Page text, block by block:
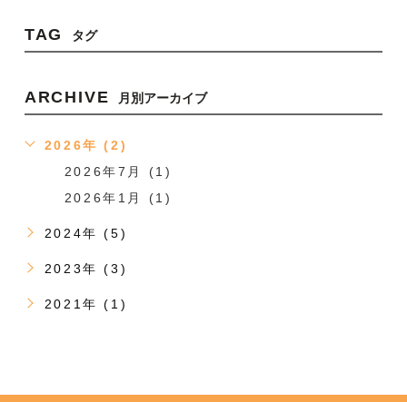
TAG タグ
ARCHIVE 月別アーカイブ
2026年 (2)
2026年7月 (1)
2026年1月 (1)
2024年 (5)
2023年 (3)
2021年 (1)